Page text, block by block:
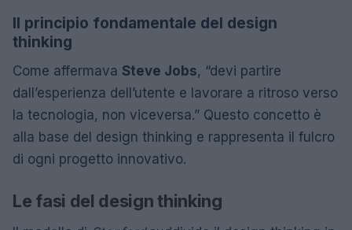
Il principio fondamentale del design
thinking
Come affermava Steve Jobs, “devi partire
dall’esperienza dell’utente e lavorare a ritroso verso
la tecnologia, non viceversa.” Questo concetto è
alla base del design thinking e rappresenta il fulcro
di ogni progetto innovativo.
Le fasi del design thinking